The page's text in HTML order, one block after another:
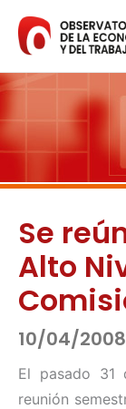
contenido
Se
Alto
10/04/2008
El pasado 31
reunión